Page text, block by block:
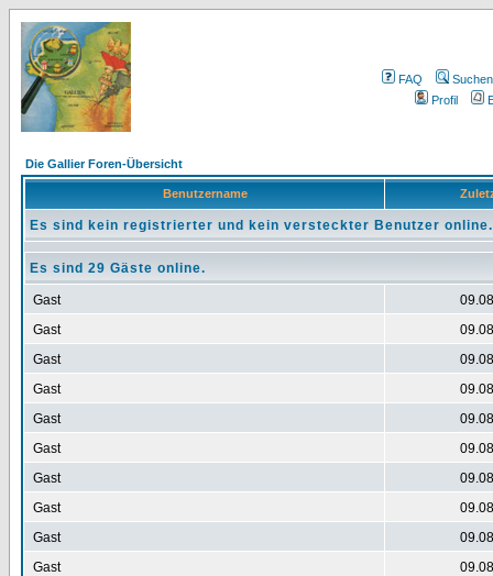
FAQ
Suchen
Profil
Die Gallier Foren-Übersicht
Benutzername
Es sind kein registrierter und kein versteckter Benutzer online.
Es sind 29 Gäste online.
Gast
Gast
Gast
Gast
Gast
Gast
Gast
Gast
Gast
Gast